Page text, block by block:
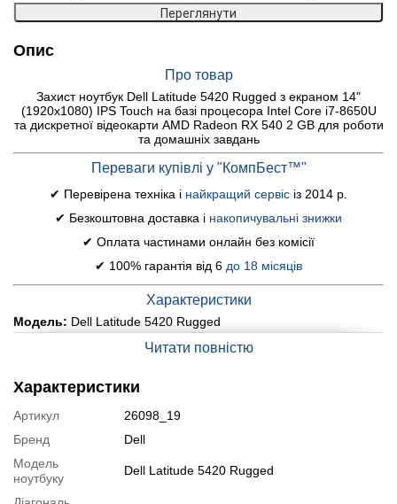
Переглянути
Опис
Про товар
Захист ноутбук Dell Latitude 5420 Rugged з екраном 14"
(1920x1080) IPS Touch на базі процесора Intel Core i7-8650U
та дискретної відеокарти AMD Radeon RX 540 2 GB для роботи
та домашніх завдань
Переваги купівлі у "КомпБест™"
✔ Перевірена техніка і найкращий сервіс із 2014 р.
✔ Безкоштовна доставка і накопичувальні знижки
✔ Оплата частинами онлайн без комісії
✔ 100% гарантія від 6 до 18 місяців
Характеристики
Модель: Dell Latitude 5420 Rugged
Дисплей (діагональ, роздільна здатність, тип матриці):
MB Smart Cache
Оперативна пам'ять:16 GB DDR4
Веб-камера:
Читати повністю
Характеристики
Артикул
26098_19
Бренд
Dell
Модель
ноутбуку
Dell Latitude 5420 Rugged